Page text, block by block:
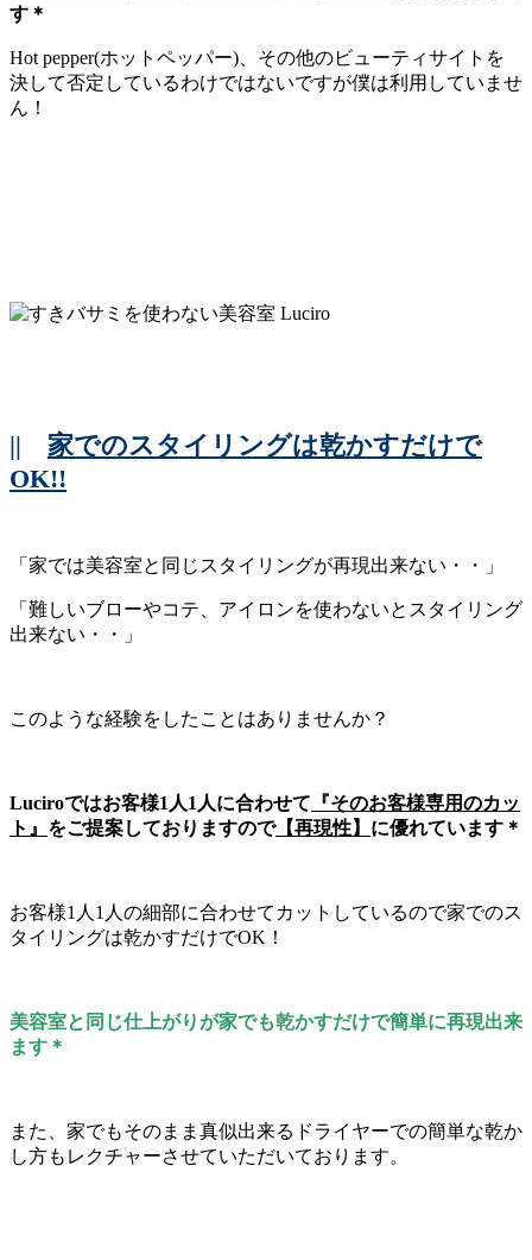
す＊
Hot pepper(ホットペッパー)、その他のビューティサイトを
決して否定しているわけではないですが僕は利用していませ
ん！
|| 家でのスタイリングは乾かすだけで
OK!!
「家では美容室と同じスタイリングが再現出来ない・・」
「難しいブローやコテ、アイロンを使わないとスタイリング
出来ない・・」
このような経験をしたことはありませんか？
Luciroではお客様1人1人に合わせて 『そのお客様専用のカッ
ト』 をご提案しておりますので【再現性】 に優れています＊
お客様1人1人の細部に合わせてカットしているので家でのス
タイリングは乾かすだけでOK！
美容室と同じ仕上がりが家でも乾かすだけで簡単に再現出来
ます＊
また、家でもそのまま真似出来るドライヤーでの簡単な乾か
し方もレクチャーさせていただいております。